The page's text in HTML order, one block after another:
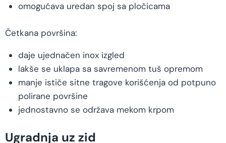
omogućava uredan spoj sa pločicama
Četkana površina:
daje ujednačen inox izgled
lakše se uklapa sa savremenom tuš opremom
manje ističe sitne tragove korišćenja od potpuno
polirane površine
jednostavno se održava mekom krpom
Ugradnja uz zid